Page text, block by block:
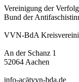
Vereinigung der
Bund der
VVN-BdA
An der Schanz 1
52064 Aachen
info-acätvvn-bda.de